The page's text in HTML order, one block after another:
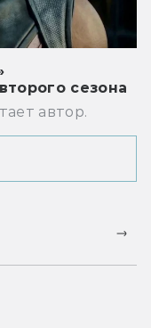
сезона
автор.